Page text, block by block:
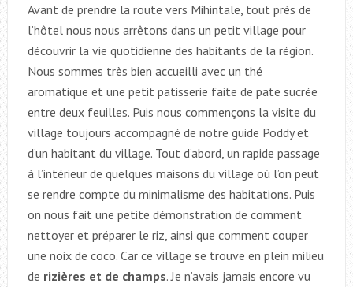
Avant de prendre la route vers Mihintale, tout près de
l’hôtel nous nous arrêtons dans un petit village pour
découvrir la vie quotidienne des habitants de la région.
Nous sommes très bien accueilli avec un thé
aromatique et une petit patisserie faite de pate sucrée
entre deux feuilles. Puis nous commençons la visite du
village toujours accompagné de notre guide Poddy et
d’un habitant du village. Tout d’abord, un rapide passage
à l’intérieur de quelques maisons du village où l’on peut
se rendre compte du minimalisme des habitations. Puis
on nous fait une petite démonstration de comment
nettoyer et préparer le riz, ainsi que comment couper
une noix de coco. Car ce village se trouve en plein milieu
de rizières et de champs. Je n’avais jamais encore vu